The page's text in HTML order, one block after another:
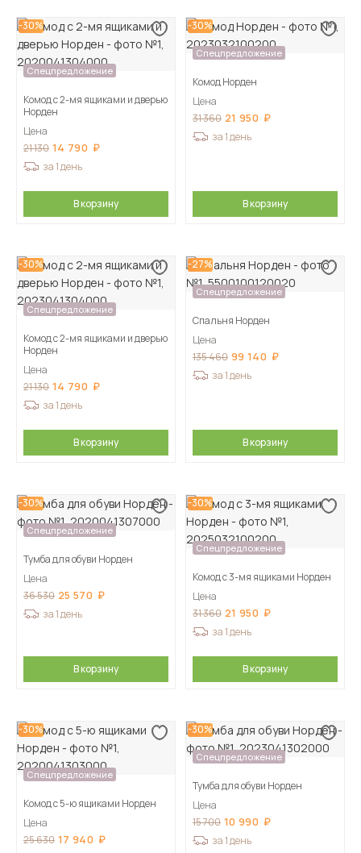
-30%
Спецпредложение
Комод с 2-мя ящиками и дверью
Норден
Цена
21 130 14 790
за 1 день
В корзину
-30%
Спецпредложение
Комод Норден
Цена
31 360 21 950
за 1 день
В корзину
-30%
Спецпредложение
Комод с 2-мя ящиками и дверью
Норден
Цена
21 130 14 790
за 1 день
В корзину
-27%
Спецпредложение
Спальня Норден
Цена
135 460 99 140
за 1 день
В корзину
-30%
Спецпредложение
Тумба для обуви Норден
Цена
36 530 25 570
за 1 день
В корзину
-30%
Спецпредложение
Комод с 3-мя ящиками Норден
Цена
31 360 21 950
за 1 день
В корзину
-30%
Спецпредложение
Комод с 5-ю ящиками Норден
Цена
25 630 17 940
-30%
Спецпредложение
Тумба для обуви Норден
Цена
15 700 10 990
за 1 день